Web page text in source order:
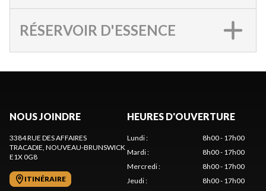
RÉSERVOIR D'ESSENCE
NOUS JOINDRE
3384 RUE DES AFFAIRES
TRACADIE , NOUVEAU-BRUNSWICK
E1X 0G8
ITINÉRAIRE
HEURES D'OUVERTURE
Lundi:
8h00 - 17h00
Mardi:
8h00 - 17h00
Mercredi:
8h00 - 17h00
Jeudi:
8h00 - 17h00